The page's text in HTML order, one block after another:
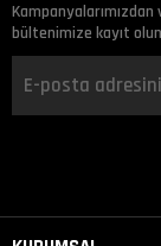
bültenimize kayıt